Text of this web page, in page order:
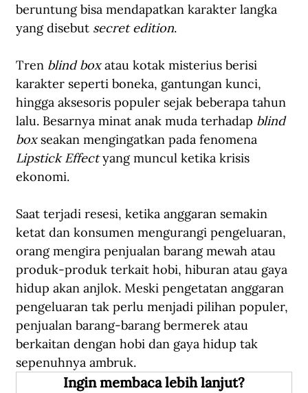
beruntung bisa mendapatkan karakter langka
yang disebut secret edition.
Tren blind box atau kotak misterius berisi
karakter seperti boneka, gantungan kunci,
hingga aksesoris populer sejak beberapa tahun
lalu. Besarnya minat anak muda terhadap blind
box seakan mengingatkan pada fenomena
Lipstick Effect yang muncul ketika krisis
ekonomi.
Saat terjadi resesi, ketika anggaran semakin
ketat dan konsumen mengurangi pengeluaran,
orang mengira penjualan barang mewah atau
produk-produk terkait hobi, hiburan atau gaya
hidup akan anjlok. Meski pengetatan anggaran
pengeluaran tak perlu menjadi pilihan populer,
penjualan barang-barang bermerek atau
berkaitan dengan hobi dan gaya hidup tak
sepenuhnya ambruk.
Ingin membaca lebih lanjut?